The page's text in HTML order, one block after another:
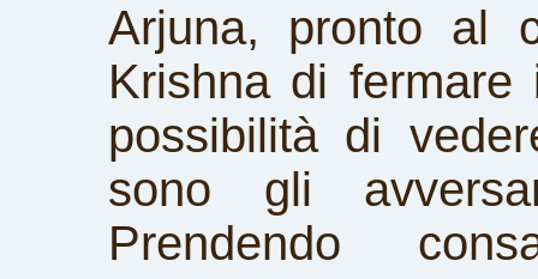
Arjuna, pronto al
Krishna di
possibilità di
sono gli
Prendendo